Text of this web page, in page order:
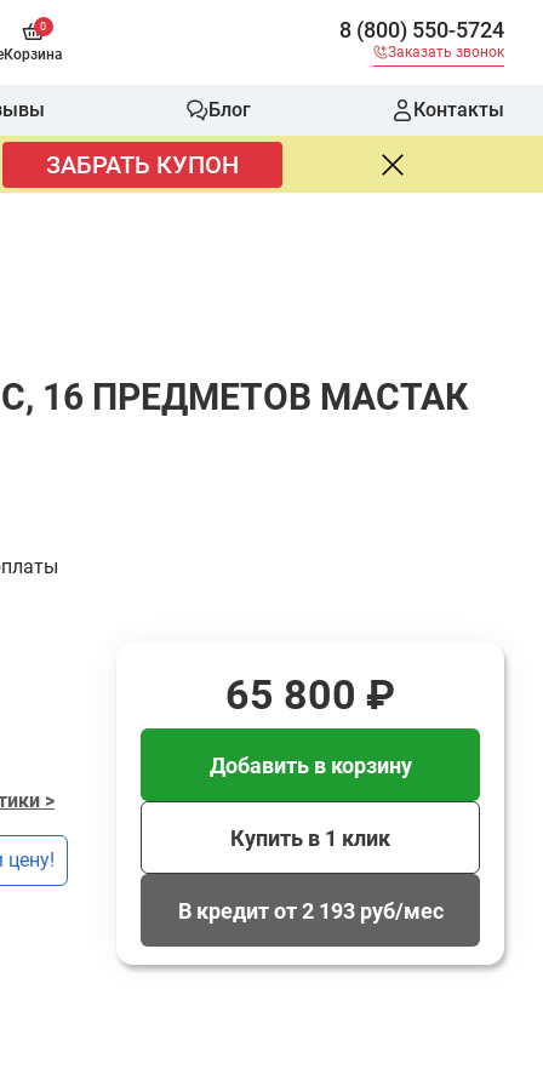
0
Корзина
8 (800) 550-5724
Заказать звонок
Блог Контакты
ЗАБРАТЬ КУПОН
16 ПРЕДМЕТОВ МАСТАК
>
65 800 ₽
Добавить в корзину
Купить в 1 клик
В кредит от 2 193 руб/мес